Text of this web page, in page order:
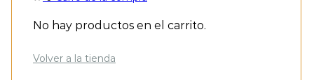
No hay productos en el carrito.
Volver a la tienda